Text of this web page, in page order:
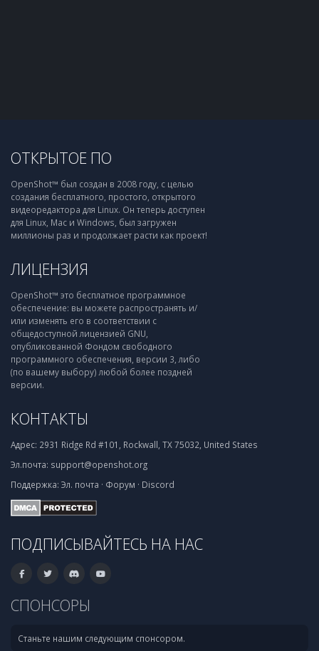
ОТКРЫТОЕ ПО
OpenShot™ был создан в 2008 году, с целью
создания бесплатного, простого, открытого
видеоредактора для Linux. Он теперь доступен
для Linux, Mac и Windows, был загружен
миллионы раз и продолжает расти как проект!
ЛИЦЕНЗИЯ
OpenShot™ это бесплатное программное
обеспечение: вы можете распространять и/
или изменять его в соответствии с
общедоступной лицензией GNU,
опубликованной Фондом свободного
программного обеспечения, версии 3, либо
(по вашему выбору) любой более поздней
версии.
КОНТАКТЫ
Адрес: 2931 Ridge Rd #101, Rockwall, TX 75032, United States
Эл.почта: support@openshot.org
Поддержка: Эл. почта · Форум · Discord
ПОДПИСЫВАЙТЕСЬ НА НАС
СПОНСОРЫ
Станьте нашим следующим спонсором.